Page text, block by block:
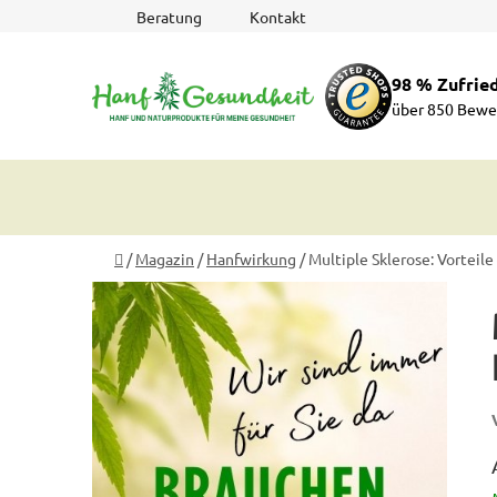
Beratung Kontakt
98 %
über 850
Startseite
/ Magazin / Hanfwirkung / Multiple Sklerose:
S
e
i
t
e
n
l